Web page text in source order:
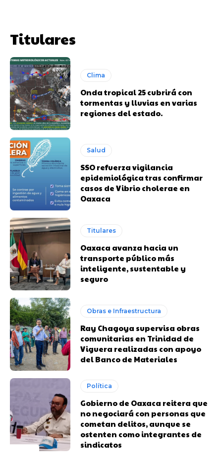
Titulares
Clima
Onda tropical 25 cubrirá con
tormentas y lluvias en varias
regiones del estado.
Salud
SSO refuerza vigilancia
epidemiológica tras confirmar
casos de Vibrio cholerae en
Oaxaca
Titulares
Oaxaca avanza hacia un
transporte público más
inteligente, sustentable y
seguro
Obras e Infraestructura
Ray Chagoya supervisa obras
comunitarias en Trinidad de
Viguera realizadas con apoyo
del Banco de Materiales
Política
Gobierno de Oaxaca reitera que
no negociará con personas que
cometan delitos, aunque se
ostenten como integrantes de
sindicatos